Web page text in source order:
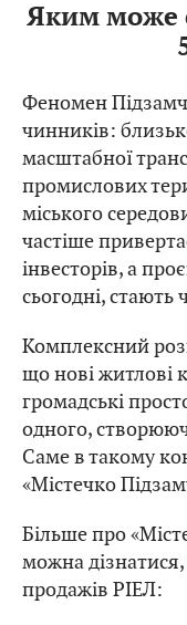
Яким може
Феномен
чинників:
масштабної
промислових
міського
частіше
інвесторів, а
сьогодні,
Комплексний
що нові житлові
громадські
одного,
Саме в такому
«Містечко
Більше про
можна
продажів РІЕЛ: